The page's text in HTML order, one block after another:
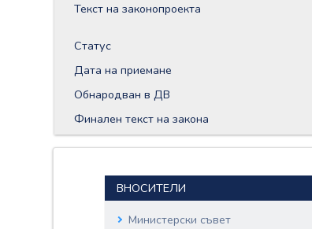
Текст на законопроекта
Статус
Дата на приемане
Обнародван в ДВ
Финален текст на закона
ВНОСИТЕЛИ
Министерски съвет